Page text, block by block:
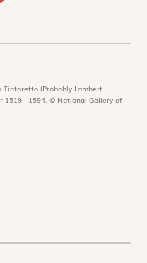
Tintoretto (Probably Lambert
1519 - 1594. © National Gallery of